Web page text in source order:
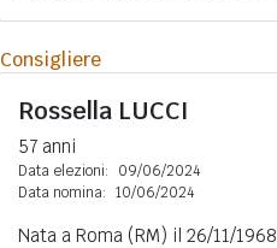
Consigliere
Rossella LUCCI
57 anni
Data elezioni:
09/06/2024
Data nomina: 10/06/2024
Nata a Roma (RM) il 26/11/1968